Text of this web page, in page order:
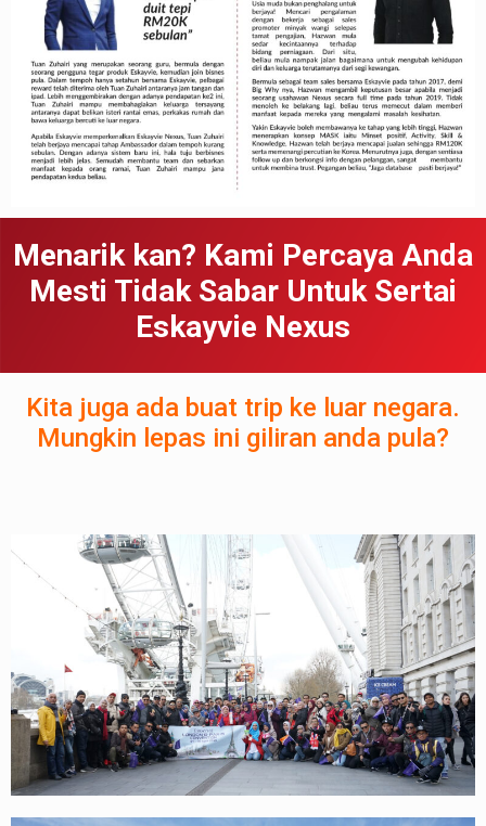
Menarik kan? Kami Percaya Anda
Mesti Tidak Sabar Untuk Sertai
Eskayvie Nexus
Kita juga ada buat trip ke luar negara.
Mungkin lepas ini giliran anda pula?